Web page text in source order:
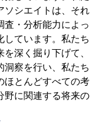
ソシエイトは、それ
査・分析能力によっ
しています。私たち
深く掘り下げて、
洞察を行い、私たち
ほとんどすべての考
野に関連する将来の